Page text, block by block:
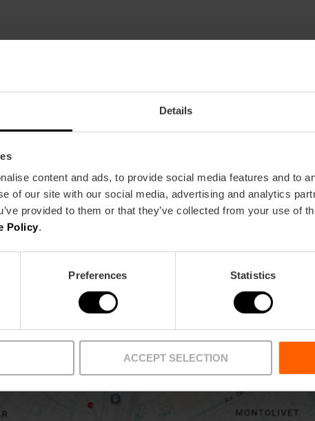
Details
content and ads, to provide social media features and to
of our site with our social media, advertising and analytics
provided to them or that they’ve collected from your use of
Policy.
Preferences Statistics
ACCEPT SELECTION